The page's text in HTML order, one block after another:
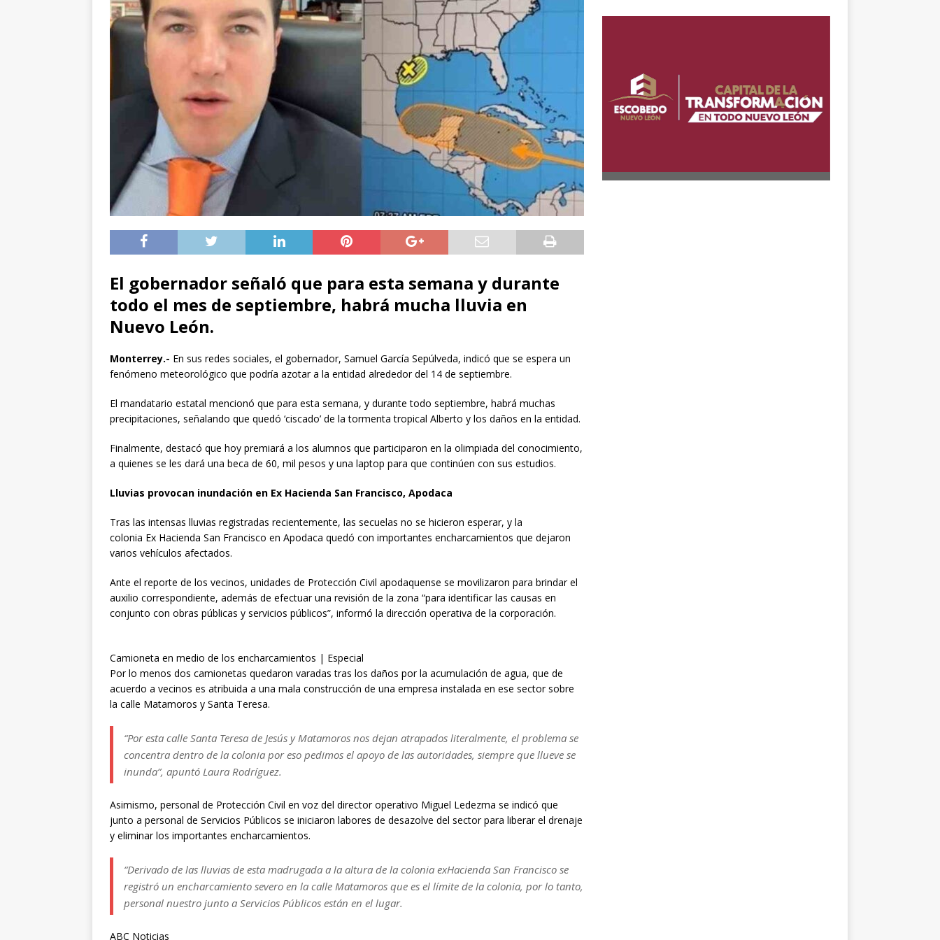
El gobernador señaló que para esta semana y durante
todo el mes de septiembre, habrá mucha lluvia en
Nuevo León.
Monterrey.- En sus redes sociales, el gobernador, Samuel García Sepúlveda, indicó que se espera un
fenómeno meteorológico que podría azotar a la entidad alrededor del 14 de septiembre.
El mandatario estatal mencionó que para esta semana, y durante todo septiembre, habrá muchas
precipitaciones, señalando que quedó ‘ciscado’ de la tormenta tropical Alberto y los daños en la entidad.
Finalmente, destacó que hoy premiará a los alumnos que participaron en la olimpiada del conocimiento,
a quienes se les dará una beca de 60, mil pesos y una laptop para que continúen con sus estudios.
Lluvias provocan inundación en Ex Hacienda San Francisco, Apodaca
Tras las intensas lluvias registradas recientemente, las secuelas no se hicieron esperar, y la
colonia Ex Hacienda San Francisco en Apodaca quedó con importantes encharcamientos que dejaron
varios vehículos afectados.
Ante el reporte de los vecinos, unidades de Protección Civil apodaquense se movilizaron para brindar el
auxilio correspondiente, además de efectuar una revisión de la zona “para identificar las causas en
conjunto con obras públicas y servicios públicos”, informó la dirección operativa de la corporación.
Camioneta en medio de los encharcamientos | Especial
Por lo menos dos camionetas quedaron varadas tras los daños por la acumulación de agua, que de
acuerdo a vecinos es atribuida a una mala construcción de una empresa instalada en ese sector sobre
la calle Matamoros y Santa Teresa.
“Por esta calle Santa Teresa de Jesús y Matamoros nos dejan atrapados literalmente, el problema se
concentra dentro de la colonia por eso pedimos el apoyo de las autoridades, siempre que llueve se
inunda”, apuntó Laura Rodríguez.
Asimismo, personal de Protección Civil en voz del director operativo Miguel Ledezma se indicó que
junto a personal de Servicios Públicos se iniciaron labores de desazolve del sector para liberar el drenaje
y eliminar los importantes encharcamientos.
“Derivado de las lluvias de esta madrugada a la altura de la colonia exHacienda San Francisco se
registró un encharcamiento severo en la calle Matamoros que es el límite de la colonia, por lo tanto,
personal nuestro junto a Servicios Públicos están en el lugar.
ABC Noticias